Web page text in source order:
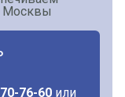
Москвы
76-60 или